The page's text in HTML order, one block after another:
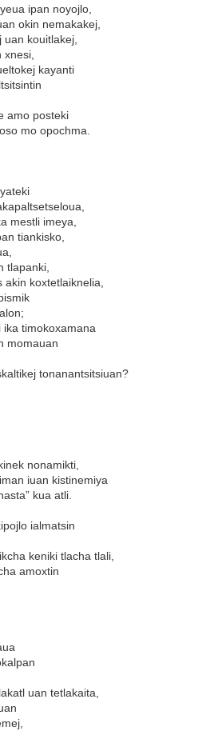
ipan noyojlo,
okin nemakakej,
kouitlakej,
kayanti
amo posteki
mo opochma.
mestli imeya,
tiankisko,
tlapanki,
koxtetlaiknelia,
ika timokoxamana
momauan
tonanantsitsiuan?
nonamikti,
iuan kistinemiya
kua atli.
ialmatsin
keniki tlacha tlali,
amoxtin
uan tetlakaita,